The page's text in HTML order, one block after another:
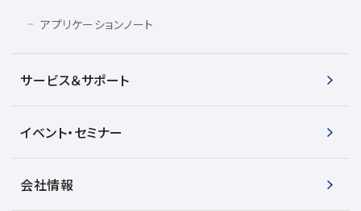
アプリケーションノート
サービス＆サポート
イベント・セミナー
会社情報